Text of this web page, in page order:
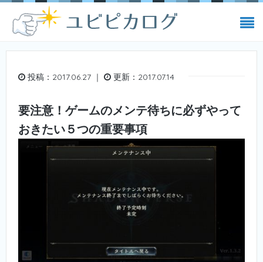
投稿：2017.06.27 ｜ 更新：2017.07.14
要注意！ゲームのメンテ待ちに必ずやって
おきたい５つの重要事項